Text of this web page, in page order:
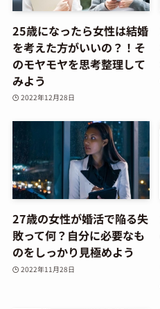
25歳になったら女性は結婚
を考えた方がいいの？！そ
のモヤモヤを思考整理して
みよう
2022年12月28日
27歳の女性が婚活で陥る失
敗って何？自分に必要なも
のをしっかり見極めよう
2022年11月28日